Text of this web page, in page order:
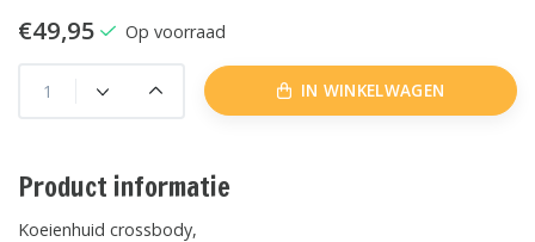
€49,95 Op voorraad
IN WINKELWAGEN
Product informatie
Koeienhuid crossbody,